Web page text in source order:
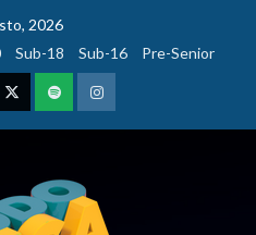
2026
Sub-18 Sub-16 Pre-Senior
TwitterPodcastInstagram